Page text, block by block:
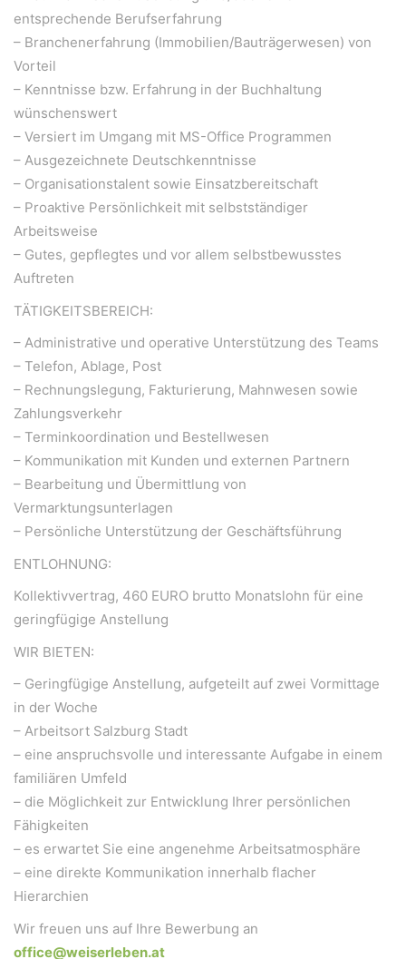
entsprechende Berufserfahrung
– Branchenerfahrung (Immobilien/Bauträgerwesen) von
Vorteil
– Kenntnisse bzw. Erfahrung in der Buchhaltung
wünschenswert
– Versiert im Umgang mit MS-Office Programmen
– Ausgezeichnete Deutschkenntnisse
– Organisationstalent sowie Einsatzbereitschaft
– Proaktive Persönlichkeit mit selbstständiger
Arbeitsweise
– Gutes, gepflegtes und vor allem selbstbewusstes
Auftreten
TÄTIGKEITSBEREICH:
– Administrative und operative Unterstützung des Teams
– Telefon, Ablage, Post
– Rechnungslegung, Fakturierung, Mahnwesen sowie
Zahlungsverkehr
– Terminkoordination und Bestellwesen
– Kommunikation mit Kunden und externen Partnern
– Bearbeitung und Übermittlung von
Vermarktungsunterlagen
– Persönliche Unterstützung der Geschäftsführung
ENTLOHNUNG:
Kollektivvertrag, 460 EURO brutto Monatslohn für eine
geringfügige Anstellung
WIR BIETEN:
– Geringfügige Anstellung, aufgeteilt auf zwei Vormittage
in der Woche
– Arbeitsort Salzburg Stadt
– eine anspruchsvolle und interessante Aufgabe in einem
familiären Umfeld
– die Möglichkeit zur Entwicklung Ihrer persönlichen
Fähigkeiten
– es erwartet Sie eine angenehme Arbeitsatmosphäre
– eine direkte Kommunikation innerhalb flacher
Hierarchien
Wir freuen uns auf Ihre Bewerbung an
office@weiserleben.at
WeiserLeben GmbH
A-5020 Salzburg
office@weiserleben.at
+43(0) 664 244 88 38
Wir schaffen Lebensräume, die die Außenwelt mit der
Innenwelt verbinden. Das Persönliche steht stets im
Vordergrund.
Kontakt
Newsletter
Impressum
Datenschutzerklärung – WeiserLeben